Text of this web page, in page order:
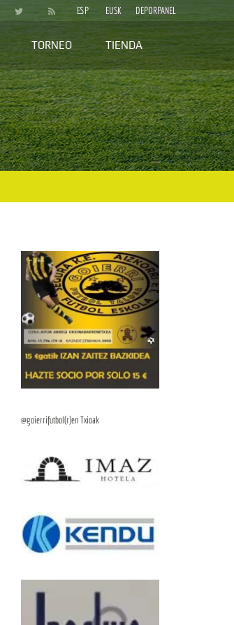
ESP EUSK DEPORPANEL
TORNEO TIENDA
5
IÑIGO_GARMENDIA
@goierrifutbol(r)en Txioak